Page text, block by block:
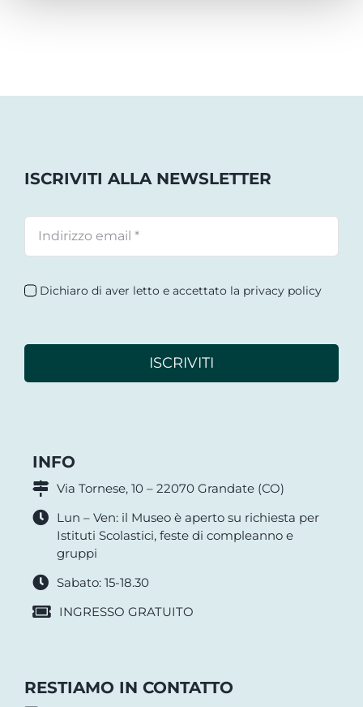
ISCRIVITI ALLA NEWSLETTER
Dichiaro di aver letto e accettato la privacy policy
ISCRIVITI
INFO
Via Tornese, 10 – 22070 Grandate (CO)
Lun – Ven: il Museo è aperto su richiesta per
Istituti Scolastici, feste di compleanno e
gruppi
Sabato: 15-18.30
INGRESSO GRATUITO
RESTIAMO IN CONTATTO